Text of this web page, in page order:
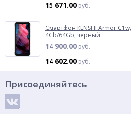
15 671.00 руб.
Смартфон KENSHI Armor C1w,
4Gb/64Gb, черный
14 900.00 руб.
14 602.00 руб.
Присоединяйтесь